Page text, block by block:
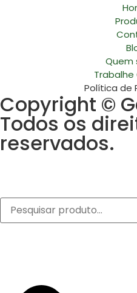
Quem
Política de
Copyright ©
Todos os
reservados.